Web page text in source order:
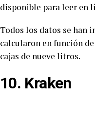
disponible para leer en
Todos los datos se han
calcularon en función
cajas de nueve litros.
10. Kraken